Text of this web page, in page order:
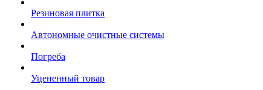
Резиновая плитка
Автономные очистные системы
Погреба
Уцененный товар